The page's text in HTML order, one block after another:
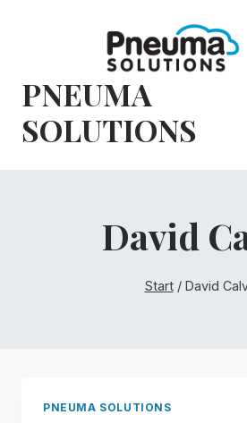
PNEUMA
SOLUTIONS
David
Start / David
PNEUMA SOLUTIONS